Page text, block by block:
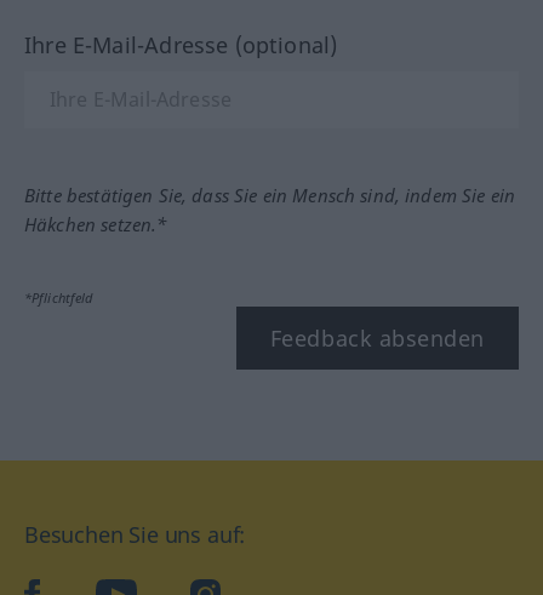
Ihre E-Mail-Adresse (optional)
Bitte bestätigen Sie, dass Sie ein Mensch sind, indem Sie ein
Häkchen setzen.*
*Pflichtfeld
Feedback absenden
Besuchen Sie uns auf: